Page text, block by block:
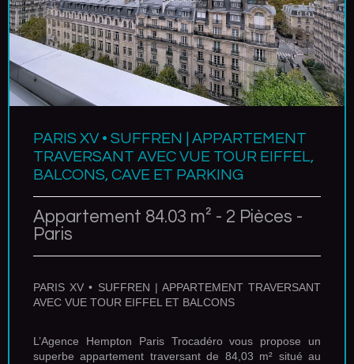
PARIS XV • SUFFREN | APPARTEMENT
TRAVERSANT AVEC VUE TOUR EIFFEL,
BALCONS, CAVE ET PARKING
Appartement 84.03 m² - 2 Pièces -
Paris
PARIS XV • SUFFREN | APPARTEMENT TRAVERSANT
AVEC VUE TOUR EIFFEL ET BALCONS
L’Agence Hempton Paris Trocadéro vous propose un
superbe appartement traversant de 84,03 m² situé au